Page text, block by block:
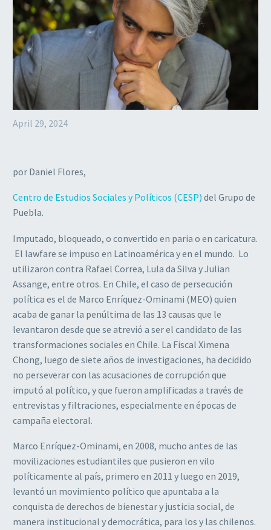
April 29, 2024
por Daniel Flores,
Centro de Estudios Sociales y Políticos (CESP) del Grupo de
Puebla.
Imputado, bloqueado, o convertido en paria o en caricatura.
El lawfare se impuso en Latinoamérica y en el mundo. Lo
utilizaron contra Rafael Correa, Lula da Silva y Julian
Assange, entre otros. En Chile, el caso de persecución
política es el de Marco Enríquez-Ominami (MEO) quien
acaba de ganar la penúltima de las 13 causas que le
levantaron desde que se atrevió a ser el candidato de las
transformaciones sociales en Chile. La Fiscal Ximena
Chong, luego de siete años de investigaciones, ha decidido
no perseverar con las acusaciones de corrupción que
imputó al político, y que fueron amplificadas a través de
entrevistas y filtraciones, especialmente en épocas de
campaña electoral.
Marco Enríquez-Ominami, en 2008, mucho antes de las
movilizaciones estudiantiles que pusieron en vilo
políticamente al país, primero en 2011 y luego en 2019,
levantó un movimiento político que apuntaba a la
conquista de derechos de bienestar y justicia social, de
manera institucional y democrática, para los y las chilenos.